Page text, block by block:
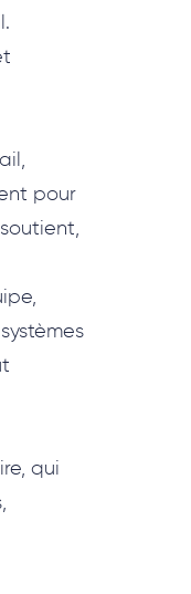
pour
qui